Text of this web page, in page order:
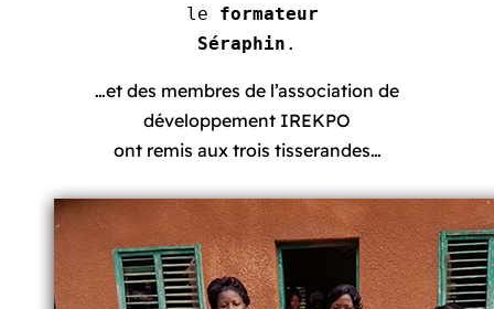
le formateur
Séraphin .
…et des membres de l’association de
développement IREKPO
ont remis aux trois tisserandes…